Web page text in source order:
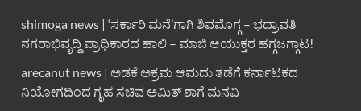
shimoga news | ‘ಸರ್ಕಾರಿ ಮನೆ’ಗಾಗಿ ಶಿವಮೊಗ್ಗ – ಭದ್ರಾವತಿ
ನಗರಾಭಿವೃದ್ದಿ ಪ್ರಾಧಿಕಾರದ ಹಾಲಿ – ಮಾಜಿ ಆಯುಕ್ತರ ಹಗ್ಗಜಗ್ಗಾಟ!
arecanut news | ಅಡಕೆ ಅಕ್ರಮ ಆಮದು ತಡೆಗೆ ಕರ್ನಾಟಕದ
ನಿಯೋಗದಿಂದ ಗೃಹ ಸಚಿವ ಅಮಿತ್ ಶಾಗೆ ಮನವಿ